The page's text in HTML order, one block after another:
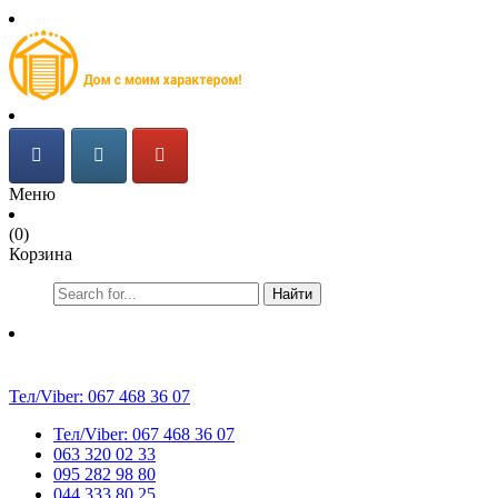
Меню
(0)
Корзина
Найти
Тел/Viber: 067 468 36 07
Тел/Viber: 067 468 36 07
063 320 02 33
095 282 98 80
044 333 80 25